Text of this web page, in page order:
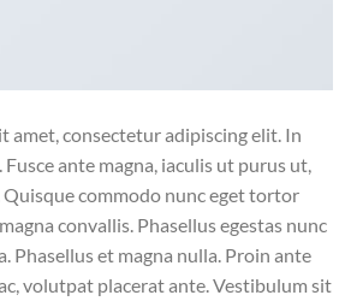
amet, consectetur adipiscing elit. In
ante magna, iaculis ut purus ut,
commodo nunc eget tortor
convallis. Phasellus egestas nunc
Phasellus et magna nulla. Proin ante
volutpat placerat ante. Vestibulum sit